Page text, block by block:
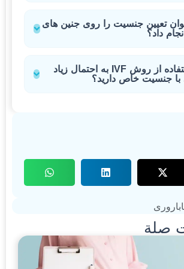
تعیین جنسیت را روی جنین های
داد؟
آیا با استفاده از روش IVF به احتمال زیاد
با جنسیت خاص دارید؟
صلة